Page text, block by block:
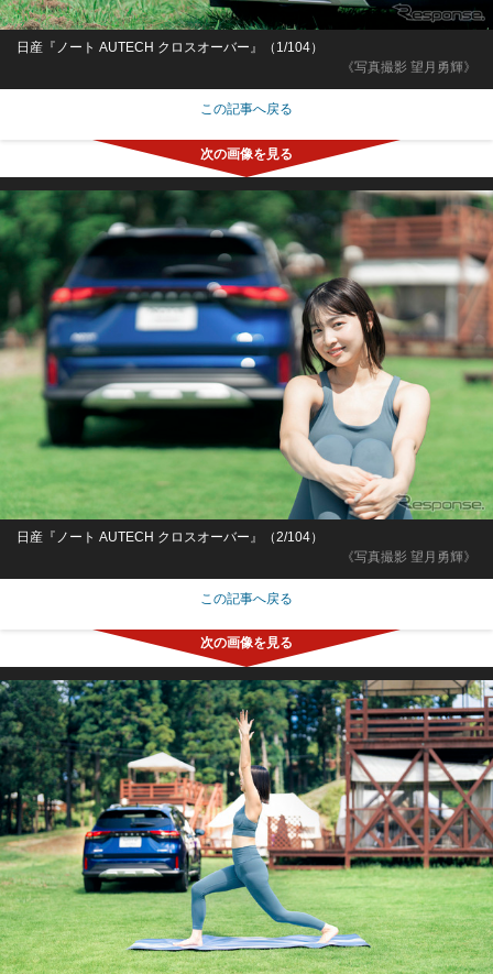
《写真撮影 望月勇輝》
日産『ノート AUTECH クロスオーバー』（1/104）
この記事へ戻る
《写真撮影 望月勇輝》
日産『ノート AUTECH クロスオーバー』（2/104）
この記事へ戻る